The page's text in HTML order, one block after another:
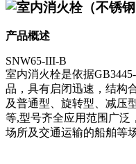
室内消火栓（不锈钢
产品概述
SNW65-III-B
室内消火栓是依据
品，具有启闭迅速，结构
及普通型、旋转型、减压
等,型号齐全应用范围广泛
场所及交通运输的船舶等场